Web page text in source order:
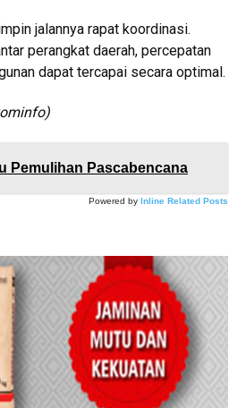
jalannya rapat koordinasi.
perangkat daerah, percepatan
dapat tercapai secara optimal.
Pemulihan Pascabencana
Powered by Inline Related Posts